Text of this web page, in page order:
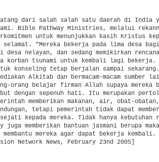
dari salah salah satu daerah di India
Bible Pathway Ministries, melalui
untuk menunjukkan kasih Kristus
selamat. "Mereka bekerja pada lima desa
desa nelayan, dan sedang memikirkan
korban tsunami untuk kembali lagi bekerja.
konseling tetap berjalan sampai
Alkitab dan bermacam-macam sumber
orang belajar firman Allah supaya mereka
dengan sepenuh hati. Itu merupakan
memberikan makanan, air, obat-
tetapi pemerintah tidak dapat
kepada mereka. Tidak hanya kebutuhan
juga memberikan bantuan jasmani berupa
membantu mereka agar dapat bekerja kembali.
Network News, February 23nd 2005]